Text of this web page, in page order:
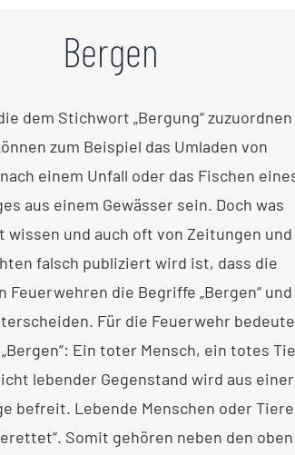
Bergen
dem Stichwort „Bergung“ zuzuordnen
zum Beispiel das Umladen von
einem Unfall oder das Fischen
aus einem Gewässer sein. Doch was
wissen und auch oft von Zeitungen und
falsch publiziert wird ist, dass die
Feuerwehren die Begriffe „Bergen“ und
Für die Feuerwehr
Ein toter Mensch, ein totes
lebender Gegenstand wird aus einer
befreit. Lebende Menschen oder Tiere
Somit gehören neben den oben